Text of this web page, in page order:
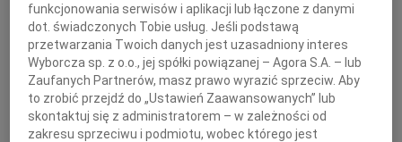
funkcjonowania serwisów i aplikacji lub łączone z danymi
dot. świadczonych Tobie usług. Jeśli podstawą
przetwarzania Twoich danych jest uzasadniony interes
Wyborcza sp. z o.o., jej spółki powiązanej – Agora S.A. – lub
Zaufanych Partnerów, masz prawo wyrazić sprzeciw. Aby
to zrobić przejdź do „Ustawień Zaawansowanych” lub
skontaktuj się z administratorem – w zależności od
zakresu sprzeciwu i podmiotu, wobec którego jest